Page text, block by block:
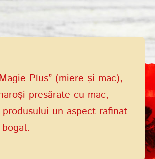
Plus” (miere și mac),
presărate cu mac,
un aspect rafinat